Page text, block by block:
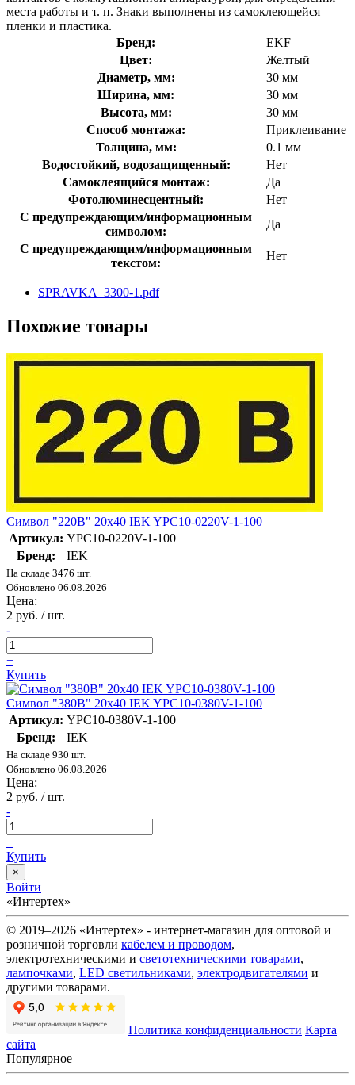
места работы и т. п. Знаки выполнены из самоклеющейся
пленки и пластика.
Бренд:
EKF
Цвет:
Желтый
Диаметр, мм:
30 мм
Ширина, мм:
30 мм
Высота, мм:
30 мм
Способ монтажа:
Приклеивание
Толщина, мм:
0.1 мм
Водостойкий, водозащищенный:
Нет
Самоклеящийся монтаж:
Да
Фотолюминесцентный:
Нет
С предупреждающим/информационным
символом:
Да
С предупреждающим/информационным
текстом:
Нет
SPRAVKA_3300-1.pdf
Похожие товары
Символ "220В" 20х40 IEK YPC10-0220V-1-100
Артикул: YPC10-0220V-1-100
Бренд:
IEK
На складе 3476 шт.
Обновлено 06.08.2026
Цена:
2 руб. / шт.
-
+
Купить
Символ "380В" 20х40 IEK YPC10-0380V-1-100
Артикул: YPC10-0380V-1-100
Бренд:
IEK
На складе 930 шт.
Обновлено 06.08.2026
Цена:
2 руб. / шт.
-
+
Купить
×
Войти
«Интертех»
© 2019–2026 «Интертех» - интернет-магазин для оптовой и
розничной торговли кабелем и проводом,
электротехническими и светотехническими товарами,
лампочками, LED светильниками, электродвигателями и
другими товарами.
Политика конфиденциальности Карта
сайта
Популярное